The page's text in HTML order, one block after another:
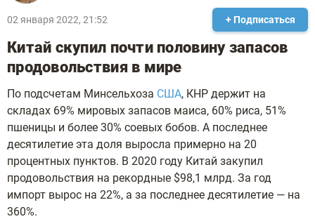
02 января 2022, 21:52 + Подписаться
Китай скупил почти половину запасов
продовольствия в мире
По подсчетам Минсельхоза США, КНР держит на
складах 69% мировых запасов маиса, 60% риса, 51%
пшеницы и более 30% соевых бобов. А последнее
десятилетие эта доля выросла примерно на 20
процентных пунктов. В 2020 году Китай закупил
продовольствия на рекордные $98,1 млрд. За год
импорт вырос на 22%, а за последнее десятилетие — на
360%.